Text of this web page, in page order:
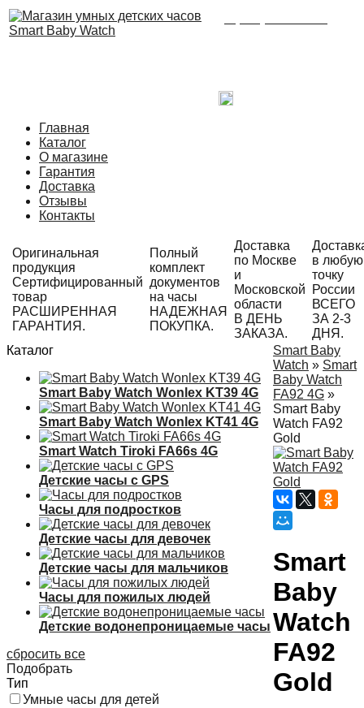
Главная
Каталог
О магазине
Гарантия
Доставка
Отзывы
Контакты
Оригинальная
продукция
Сертифицированный
товар
РАСШИРЕННАЯ
ГАРАНТИЯ.
Полный
комплект
документов
на часы
НАДЕЖНАЯ
ПОКУПКА.
Доставка
по Москве
и
Московской
области
В ДЕНЬ
ЗАКАЗА.
в любую
точку
России
ВСЕГО
ЗА 2-3
ДНЯ.
Каталог
Smart Baby Watch Wonlex KT39 4G
Smart Baby Watch Wonlex KT41 4G
Smart Watch Tiroki FA66s 4G
Детские часы с GPS
Часы для подростков
Детские часы для девочек
Детские часы для мальчиков
Часы для пожилых людей
Детские водонепроницаемые часы
сбросить все
Подобрать
Тип
Умные часы для детей
Smart Baby
Watch » Smart
Baby Watch
FA92 4G »
Smart Baby
Watch FA92
Gold
Smart
Baby
Watch
FA92
Gold